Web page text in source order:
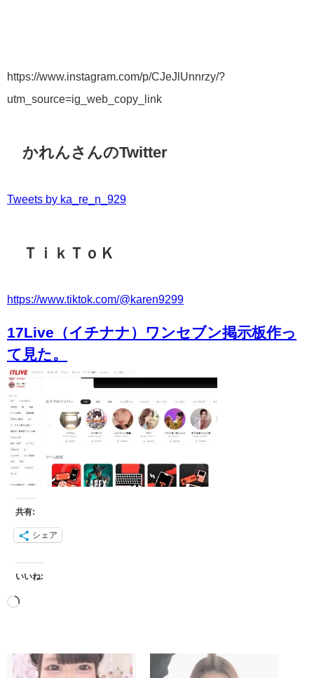
https://www.instagram.com/p/CJeJlUnnrzy/?
utm_source=ig_web_copy_link
かれんさんのTwitter
Tweets by ka_re_n_929
ＴｉｋＴｏＫ
https://www.tiktok.com/@karen9299
17Live（イチナナ）ワンセブン掲示板作っ
て見た。
共有:
シェア
いいね: